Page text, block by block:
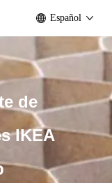
Español
de
IKEA